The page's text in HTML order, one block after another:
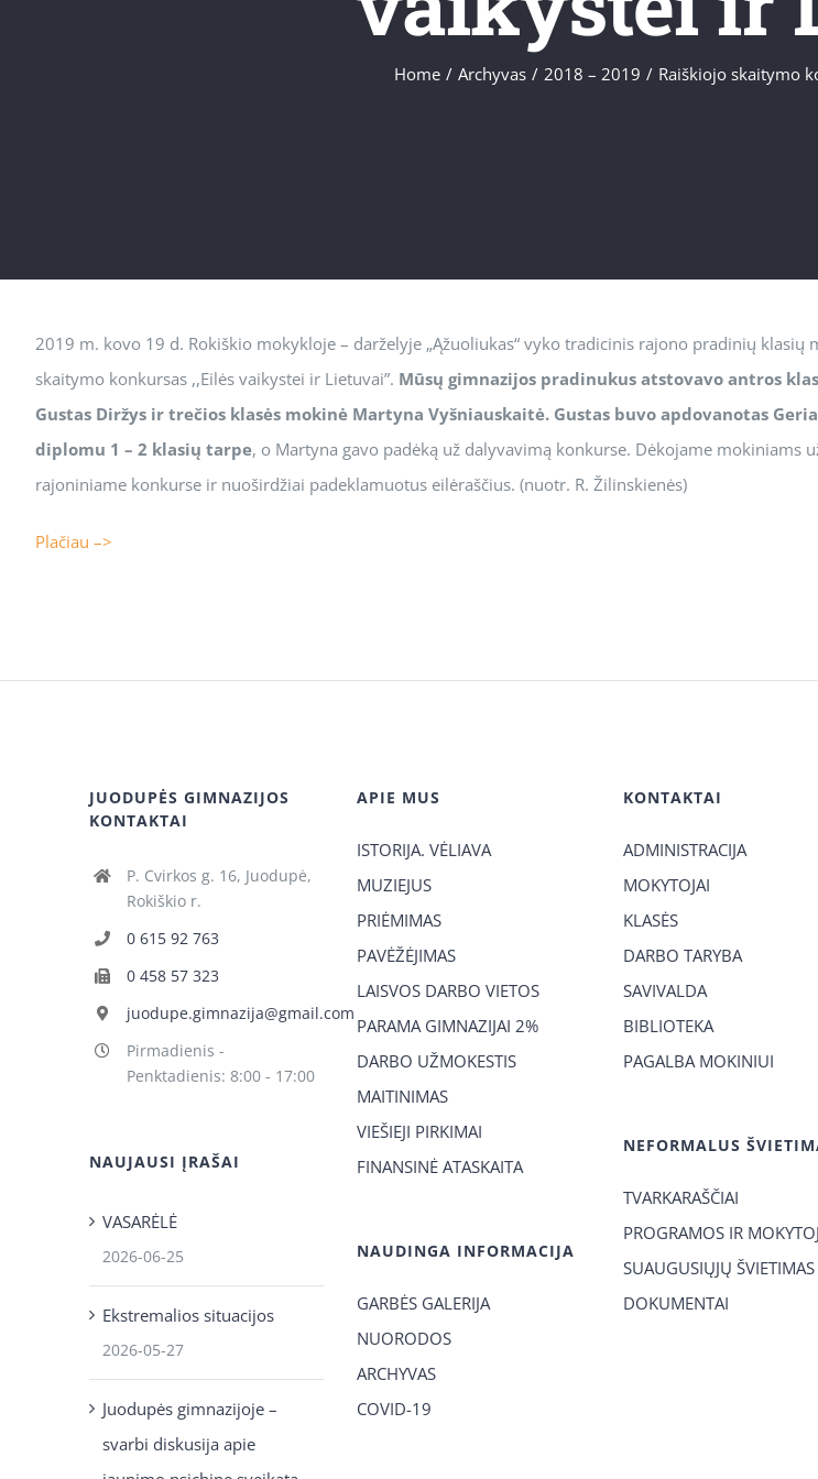
Home / Archyvas / 2018 – 2019 / Raiškiojo skaitymo
2019 m. kovo 19 d. Rokiškio mokykloje – darželyje „Ąžuoliukas“ vyko tradicinis rajono pradinių klasių
skaitymo konkursas ,,Eilės vaikystei ir Lietuvai”. Mūsų gimnazijos pradinukus atstovavo antros
Gustas Diržys ir trečios klasės mokinė Martyna Vyšniauskaitė. Gustas buvo apdovanotas
diplomu 1 – 2 klasių tarpe, o Martyna gavo padėką už dalyvavimą konkurse. Dėkojame mokiniams
rajoniniame konkurse ir nuoširdžiai padeklamuotus eilėraščius. (nuotr. R. Žilinskienės)
Plačiau –>
JUODUPĖS GIMNAZIJOS
KONTAKTAI
P. Cvirkos g. 16, Juodupė,
Rokiškio r.
0 615 92 763
0 458 57 323
juodupe.gimnazija@gmail.com
Pirmadienis -
Penktadienis: 8:00 - 17:00
NAUJAUSI ĮRAŠAI
VASARĖLĖ
2026-06-25
Ekstremalios situacijos
2026-05-27
Juodupės gimnazijoje –
svarbi diskusija apie
APIE MUS
ISTORIJA. VĖLIAVA
MUZIEJUS
PRIĖMIMAS
PAVĖŽĖJIMAS
LAISVOS DARBO VIETOS
PARAMA GIMNAZIJAI 2%
DARBO UŽMOKESTIS
MAITINIMAS
VIEŠIEJI PIRKIMAI
FINANSINĖ ATASKAITA
NAUDINGA INFORMACIJA
GARBĖS GALERIJA
NUORODOS
ARCHYVAS
COVID-19
KONTAKTAI
ADMINISTRACIJA
MOKYTOJAI
KLASĖS
DARBO TARYBA
SAVIVALDA
BIBLIOTEKA
PAGALBA MOKINIUI
NEFORMALUS
TVARKARAŠČIAI
PROGRAMOS IR
SUAUGUSIŲJŲ ŠVIETIMAS
DOKUMENTAI